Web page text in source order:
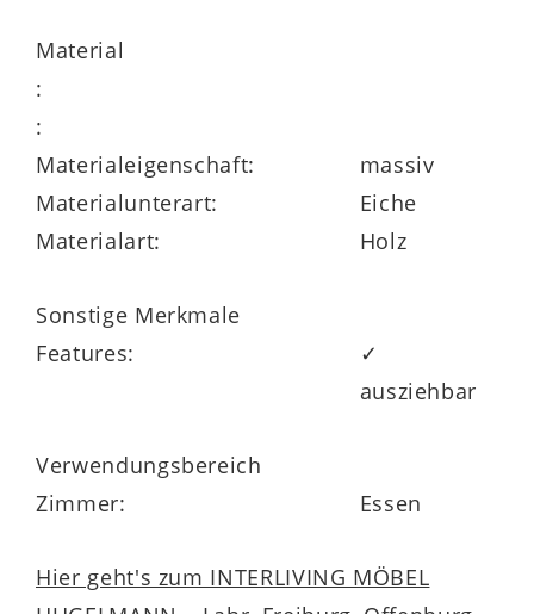
Alle Möbel der Serie haben
Herstellergarantie
Material
:
:
Materialeigenschaft:
massiv
Materialunterart:
Eiche
Materialart:
Holz
Sonstige Merkmale
Features:
✓
ausziehbar
Verwendungsbereich
Zimmer:
Essen
Hier geht's zum INTERLIVING MÖBEL